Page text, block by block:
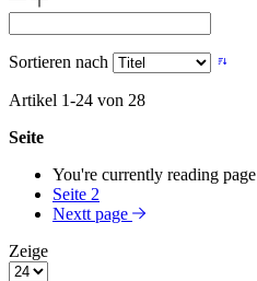
Sortieren nach
Artikel 1-24 von 28
Seite
You're currently reading page
Seite 2
Nextt page
Zeige